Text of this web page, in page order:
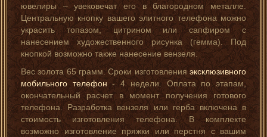
ювелиры – увековечат его в благородном металле.
Центральную кнопку вашего элитного телефона можно
украсить топазом, цитрином или сапфиром с
нанесением художественного рисунка (гемма). Под
кнопкой возможно также нанесение вензеля.
Вес золота 65 грамм. Сроки изготовленияэксклюзивного
мобильного телефон- 4 недели. Оплата по этапам,
окончательный расчет в момент получения готового
телефона. Разработка вензеля или герба включена в
стоимость изготовления телефона. В комплекте
возможно изготовление пряжки или перстня с вашим